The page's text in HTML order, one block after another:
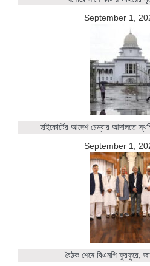
September 1,
হাইকোর্টের আদেশ চেম্বার আদালতে
September 1,
বৈঠক শেষে বিএনপি ফুরফুরে,